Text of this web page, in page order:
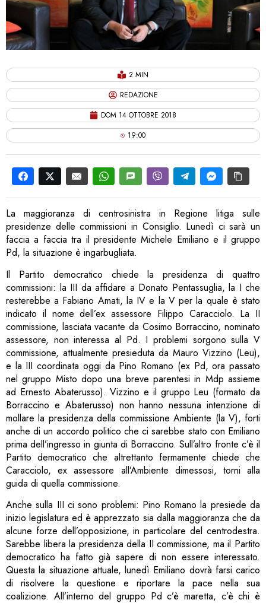
2 MIN
REDAZIONE
DOM 14 OTTOBRE 2018
19:00
La maggioranza di centrosinistra in Regione litiga sulle
presidenze delle commissioni in Consiglio. Lunedì ci sarà un
faccia a faccia tra il presidente Michele Emiliano e il gruppo
Pd, la situazione è ingarbugliata.
Il Partito democratico chiede la presidenza di quattro
commissioni: la III da affidare a Donato Pentassuglia, la I che
resterebbe a Fabiano Amati, la IV e la V per la quale è stato
indicato il nome dell’ex assessore Filippo Caracciolo. La II
commissione, lasciata vacante da Cosimo Borraccino, nominato
assessore, non interessa al Pd. I problemi sorgono sulla V
commissione, attualmente presieduta da Mauro Vizzino (Leu),
e la III coordinata oggi da Pino Romano (ex Pd, ora passato
nel gruppo Misto dopo una breve parentesi in Mdp assieme
ad Ernesto Abaterusso). Vizzino e il gruppo Leu (formato da
Borraccino e Abaterusso) non hanno nessuna intenzione di
mollare la presidenza della commissione Ambiente (la V), forti
anche di un accordo politico che ci sarebbe stato con Emiliano
prima dell’ingresso in giunta di Borraccino. Sull’altro fronte c’è il
Partito democratico che altrettanto fermamente chiede che
Caracciolo, ex assessore all’Ambiente dimessosi, torni alla
guida di quella commissione.
Anche sulla III ci sono problemi: Pino Romano la presiede da
inizio legislatura ed è apprezzato sia dalla maggioranza che da
alcune forze dell’opposizione, in particolare del centrodestra.
Sarebbe libera la presidenza della II commissione, ma il Partito
democratico ha fatto già sapere di non essere interessato.
Questa la situazione attuale, lunedì Emiliano dovrà farsi carico
di risolvere la questione e riportare la pace nella sua
coalizione. All’interno del gruppo Pd c’è maretta, c’è chi è